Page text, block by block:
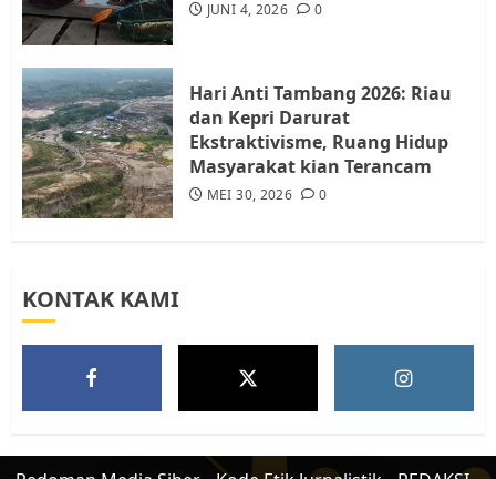
5
Berhenti Merampas Tanah
JUNI 4, 2026 0
Hari Anti Tambang 2026: Riau
dan Kepri Darurat
Ekstraktivisme, Ruang Hidup
Masyarakat kian Terancam
MEI 30, 2026 0
KONTAK KAMI